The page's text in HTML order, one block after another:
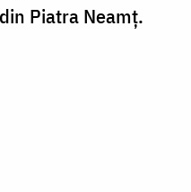
Piatra Neamț.